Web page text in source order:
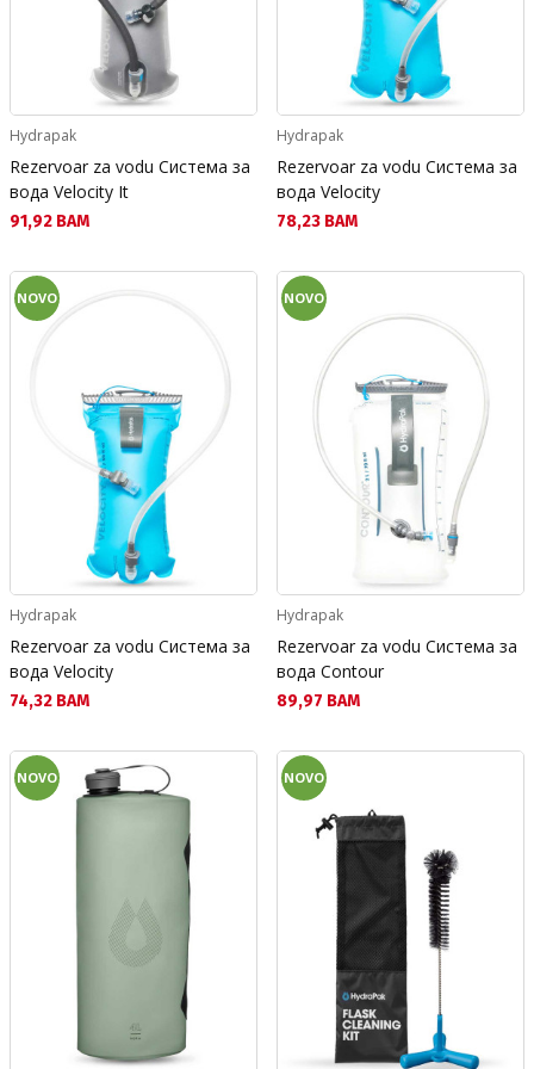
Hydrapak
Rezervoar za vodu Система за
вода Velocity It
Текуща цена:
91,92 BAM
Hydrapak
Rezervoar za vodu Система за
вода Velocity
Текуща цена:
78,23 BAM
NOVO
Hydrapak
Rezervoar za vodu Система за
вода Velocity
Текуща цена:
74,32 BAM
NOVO
Hydrapak
Rezervoar za vodu Система за
вода Contour
Текуща цена:
89,97 BAM
NOVO NOVO